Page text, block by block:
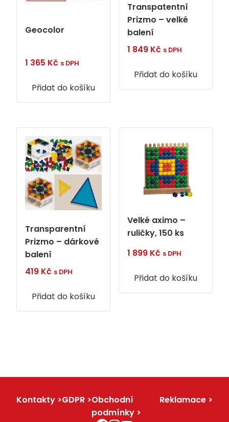
Geocolor
1 365 Kč s DPH
Přidat do košíku
Transpatentní
Prizmo – velké
balení
1 849 Kč s DPH
Přidat do košíku
Transparentní
Prizmo – dárkové
balení
419 Kč s DPH
Přidat do košíku
Velké aximo –
ruličky, 150 ks
1 899 Kč s DPH
Přidat do košíku
Kontakty GDPR
Obchodní
podmínky
Reklamace